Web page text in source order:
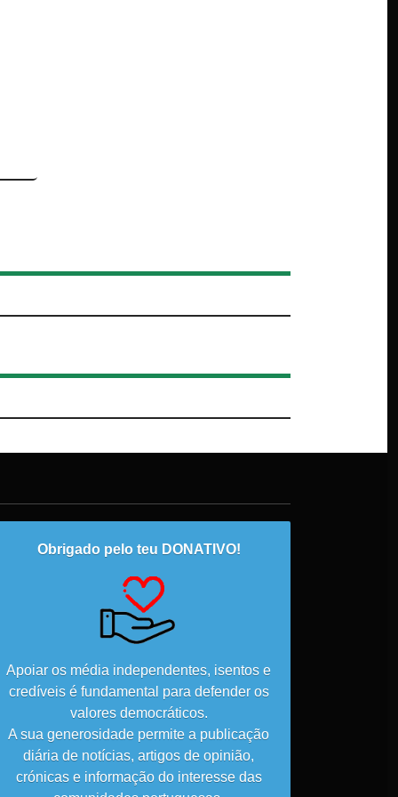
Obrigado pelo teu DONATIVO!
Apoiar os média independentes, isentos e
credíveis é fundamental para defender os
valores democráticos.
A sua generosidade permite a publicação
diária de notícias, artigos de opinião,
crónicas e informação do interesse das